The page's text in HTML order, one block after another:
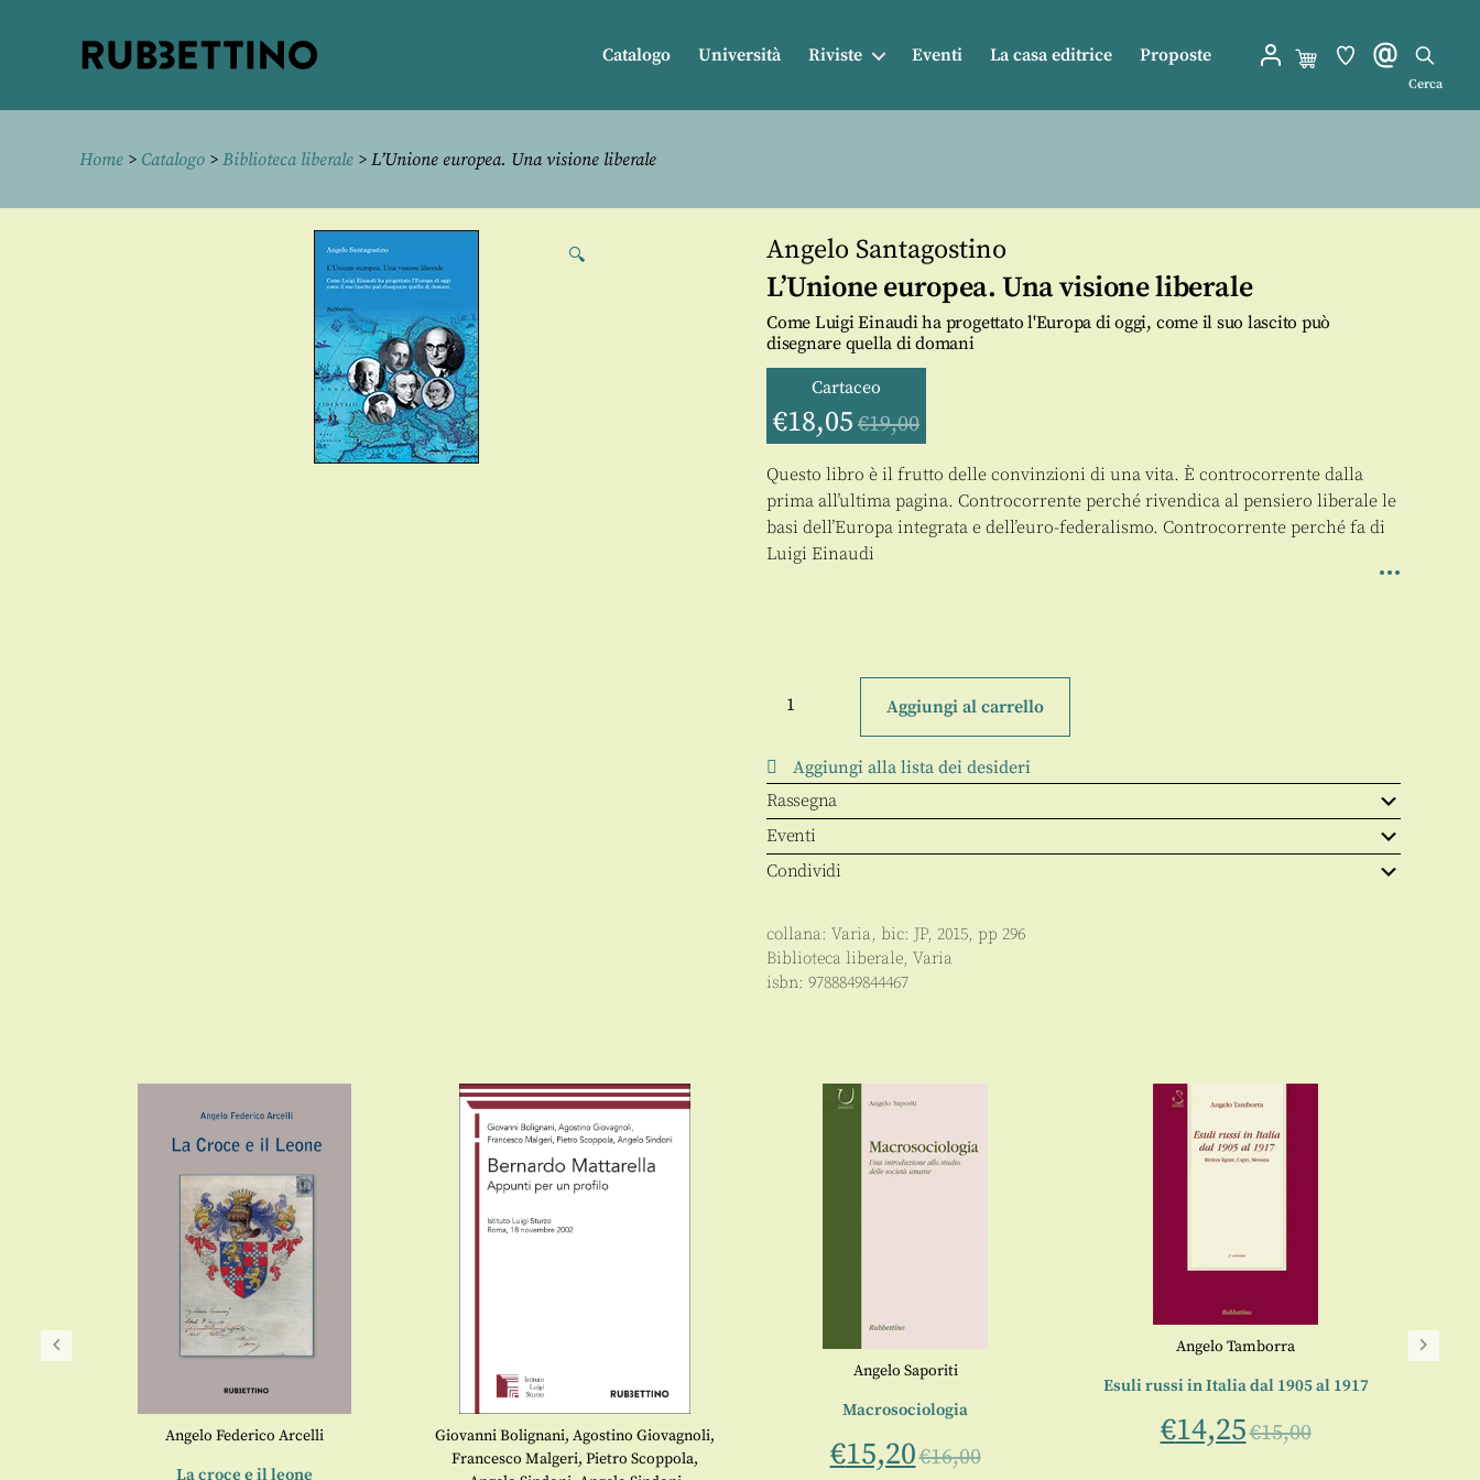
Catalogo Università Riviste Eventi La casa editrice Proposte
Cerca
Home > Catalogo > Biblioteca liberale > L’Unione europea. Una visione liberale
🔍 Angelo Santagostino
L’Unione europea. Una visione liberale
Come Luigi Einaudi ha progettato l'Europa di oggi, come il suo lascito può
disegnare quella di domani
Cartaceo
€18,05 €19,00
Questo libro è il frutto delle convinzioni di una vita. È controcorrente dalla
prima all’ultima pagina. Controcorrente perché rivendica al pensiero liberale le
basi dell’Europa integrata e dell’euro-federalismo. Controcorrente perché fa di
Luigi Einaudi
europea.
liberale
quantità
Aggiungi al carrello
Aggiungi alla lista dei desideri
Rassegna
Eventi
Condividi
collana: Varia, bic: JP, 2015, pp 296
Biblioteca liberale, Varia
isbn: 9788849844467
Angelo Federico Arcelli
La croce e il leone
Giovanni Bolignani, Agostino Giovagnoli,
Francesco Malgeri, Pietro Scoppola,
Angelo Saporiti
Macrosociologia
€15,20€16,00
Angelo Tamborra
Esuli russi in Italia dal 1905 al 1917
€14,25€15,00